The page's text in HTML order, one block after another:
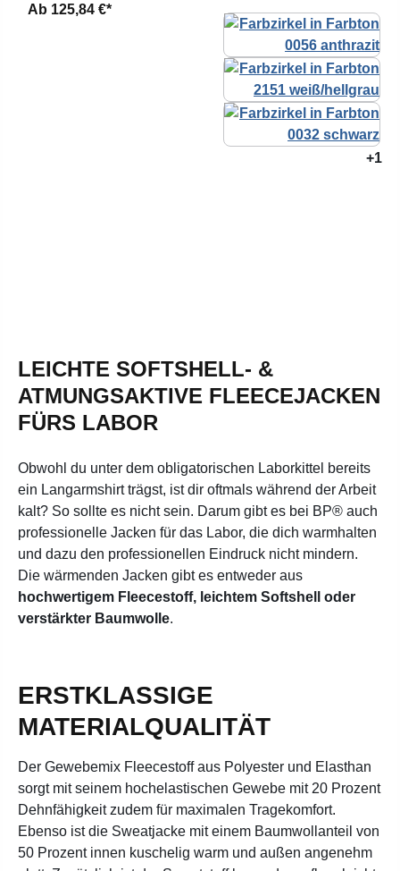
Ab 125,84 €*
+1
LEICHTE SOFTSHELL- &
ATMUNGSAKTIVE FLEECEJACKEN
FÜRS LABOR
Obwohl du unter dem obligatorischen Laborkittel bereits
ein Langarmshirt trägst, ist dir oftmals während der Arbeit
kalt? So sollte es nicht sein. Darum gibt es bei BP® auch
professionelle Jacken für das Labor, die dich warmhalten
und dazu den professionellen Eindruck nicht mindern.
Die wärmenden Jacken gibt es entweder aus
hochwertigem Fleecestoff, leichtem Softshell oder
verstärkter Baumwolle.
ERSTKLASSIGE
MATERIALQUALITÄT
Der Gewebemix Fleecestoff aus Polyester und Elasthan
sorgt mit seinem hochelastischen Gewebe mit 20 Prozent
Dehnfähigkeit zudem für maximalen Tragekomfort.
Ebenso ist die Sweatjacke mit einem Baumwollanteil von
50 Prozent innen kuschelig warm und außen angenehm